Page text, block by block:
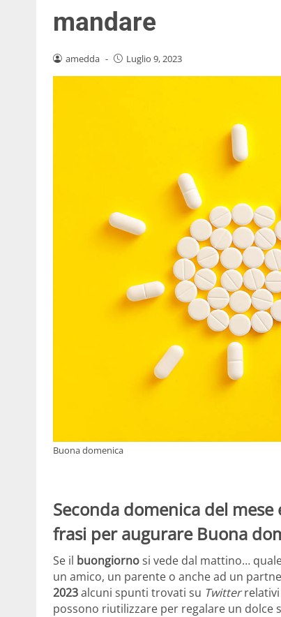
mandare
amedda - Luglio 9, 2023
Buona domenica
Seconda domenica del
frasi per augurare Buona
Se il buongiornosi vede dal mattino…
un amico, un parente o anche ad un
2023alcuni spunti trovati su Twitter
possono riutilizzare per regalare un dolce